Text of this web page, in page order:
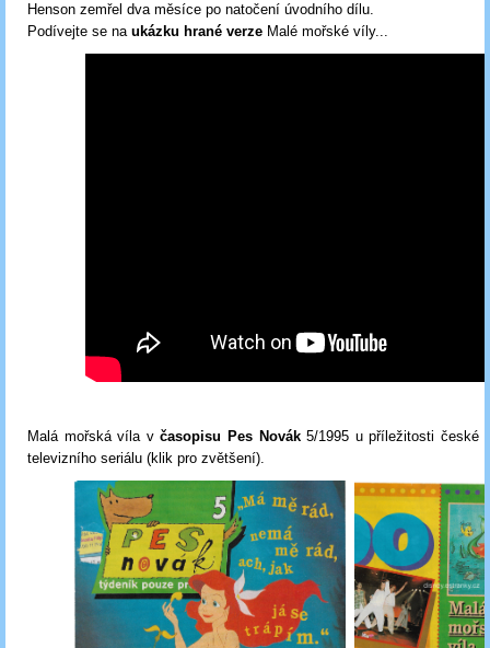
Henson zemřel dva měsíce po natočení úvodního dílu.
Podívejte se na ukázku hrané verze Malé mořské víly...
Malá mořská víla včasopisu Pes Novák5/1995 u příležitosti české
televizního seriálu (klik pro zvětšení).